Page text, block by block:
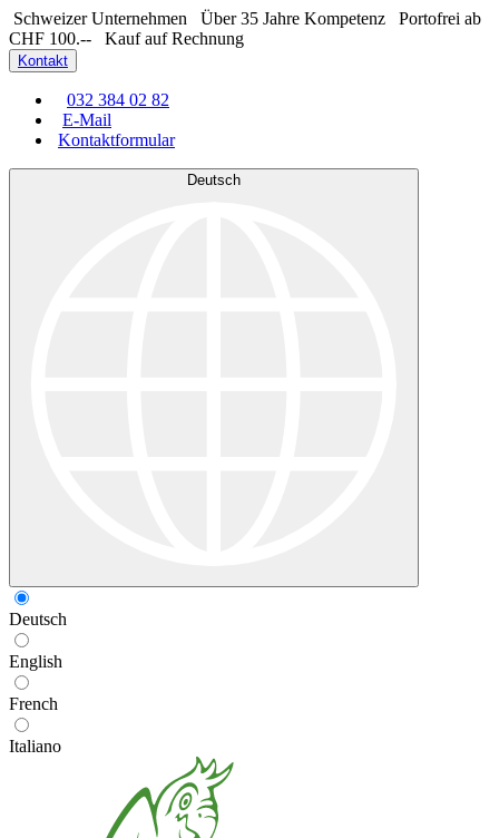
Schweizer Unternehmen Über 35 Jahre Kompetenz
Portofrei ab
CHF 100.--
Kauf auf Rechnung
Kontakt
032 384 02 82
E-Mail
Kontaktformular
Deutsch
Deutsch
English
French
Italiano